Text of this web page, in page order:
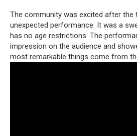
The community was excited after the
unexpected performance. It was a
has no age restrictions. The
impression on the audience and
most remarkable things come from